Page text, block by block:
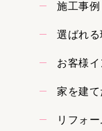
施工事例
選ばれる
お客様
家を建て
リフォ